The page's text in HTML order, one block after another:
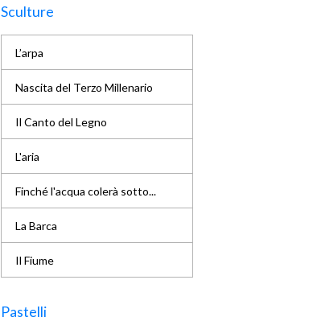
Sculture
L’arpa
Nascita del Terzo Millenario
Il Canto del Legno
L'aria
Finché l'acqua colerà sotto...
La Barca
Il Fiume
Pastelli